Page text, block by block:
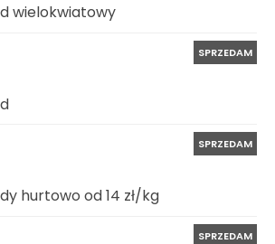
wielokwiatowy
SPRZEDAM
SPRZEDAM
hurtowo od 14 zł/kg
SPRZEDAM